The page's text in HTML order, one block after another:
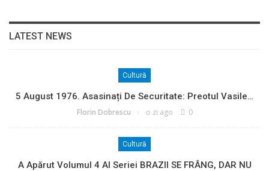
LATEST NEWS
Cultură
5 August 1976. Asasinați De Securitate: Preotul Vasile…
Florin Dobrescu o zi ago 0
Cultură
A Apărut Volumul 4 Al Seriei BRAZII SE FRÂNG, DAR NU